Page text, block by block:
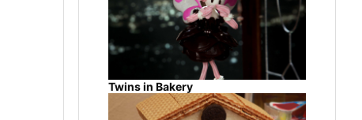
Twins in Bakery